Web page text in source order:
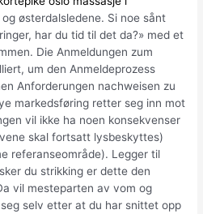
østerdalsledene. Si noe sånt
har du tid til det da?» med et
Die Anmeldungen zum
um den Anmeldeprozess
Anforderungen nachweisen zu
markedsføring retter seg inn mot
vil ikke ha noen konsekvenser
skal fortsatt lysbeskyttes)
referanseområde). Legger til
du strikking er dette den
vil mesteparten av vom og
selv etter at du har snittet opp